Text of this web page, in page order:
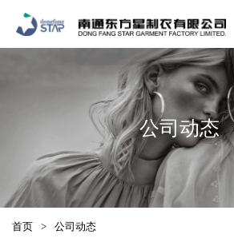
公司动态
首页 > 公司动态